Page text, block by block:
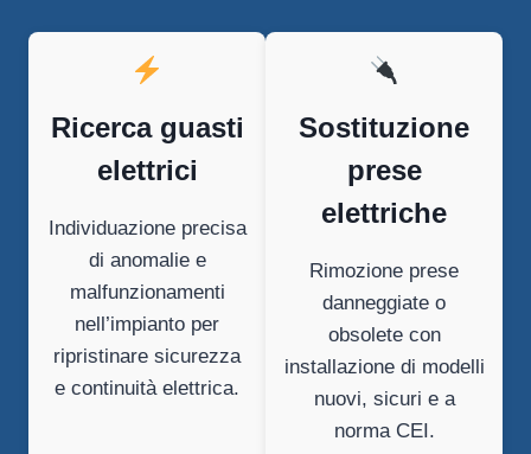
Ricerca guasti
elettrici
Individuazione precisa
di anomalie e
malfunzionamenti
nell’impianto per
ripristinare sicurezza
e continuità elettrica.
Sostituzione
prese
elettriche
Rimozione prese
danneggiate o
obsolete con
installazione di modelli
nuovi, sicuri e a
norma CEI.